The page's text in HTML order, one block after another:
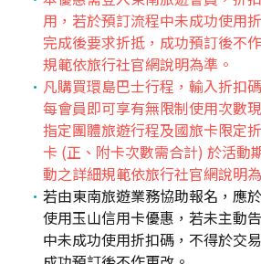
用，若於預訂流程中未成功使用
完成後要求折抵，成功預訂後不
規範依旅行社官網說明為準。
凡購買環島巴士行程，輸入折扣
每會員即可享有無限制使用次數
指定團體旅遊行程及國旅卡限定
卡 (正、附卡次數需合計) 於活動
動之詳細規範依旅行社官網說明
若由東南旅遊業務協助報名，應
使用玉山信用卡優惠，若未主動
中未成功使用折扣碼，不得於交